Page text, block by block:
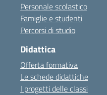
Personale scolastico
Famiglie e studenti
Percorsi di studio
Didattica
Offerta formativa
Le schede didattiche
I progetti delle classi